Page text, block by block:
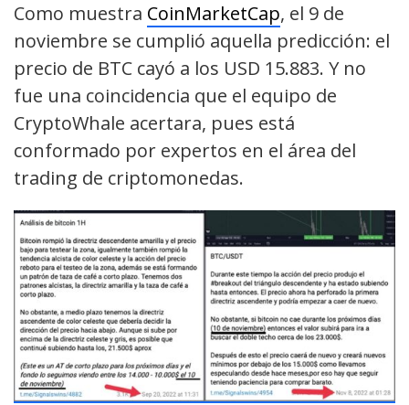
Como muestra CoinMarketCap, el 9 de
noviembre se cumplió aquella predicción: el
precio de BTC cayó a los USD 15.883. Y no
fue una coincidencia que el equipo de
CryptoWhale acertara, pues está
conformado por expertos en el área del
trading de criptomonedas.